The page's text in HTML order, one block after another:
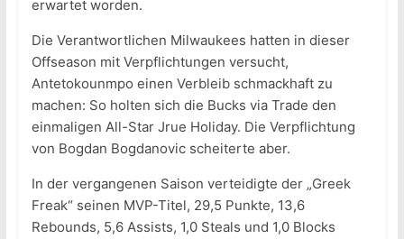
erwartet worden.
Die Verantwortlichen Milwaukees hatten in dieser
Offseason mit Verpflichtungen versucht,
Antetokounmpo einen Verbleib schmackhaft zu
machen: So holten sich die Bucks via Trade den
einmaligen All-Star Jrue Holiday. Die Verpflichtung
von Bogdan Bogdanovic scheiterte aber.
In der vergangenen Saison verteidigte der „Greek
Freak“ seinen MVP-Titel, 29,5 Punkte, 13,6
Rebounds, 5,6 Assists, 1,0 Steals und 1,0 Blocks